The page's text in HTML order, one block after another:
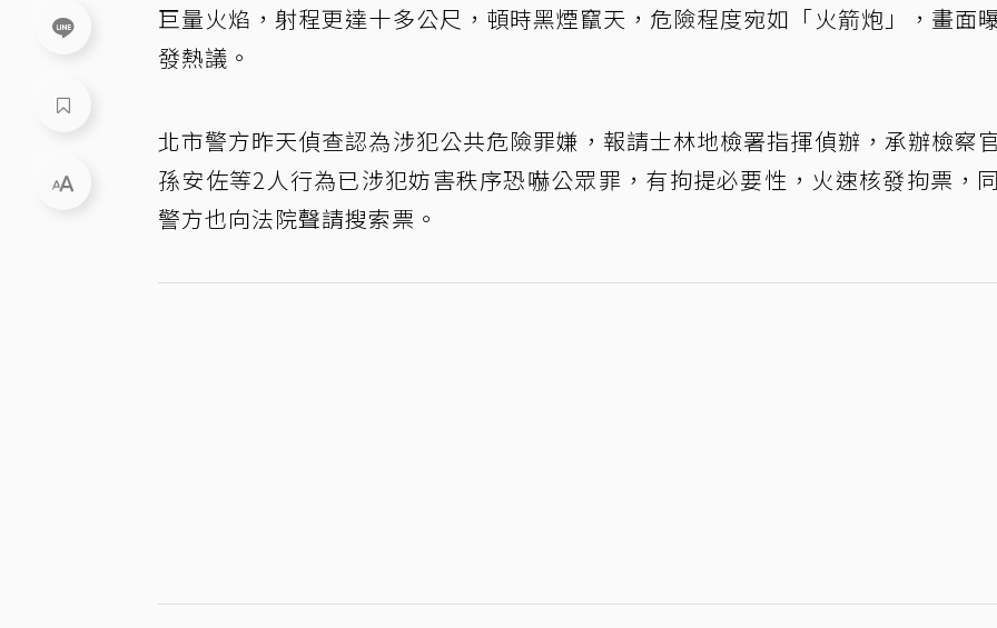
巨量火焰，射程更達十多公尺，頓時黑煙竄天，危險程度宛如「火箭炮」，畫面
發熱議。
北市警方昨天偵查認為涉犯公共危險罪嫌，報請士林地檢署指揮偵辦，承辦檢察
孫安佐等2人行為已涉犯妨害秩序恐嚇公眾罪，有拘提必要性，火速核發拘票，
警方也向法院聲請搜索票。